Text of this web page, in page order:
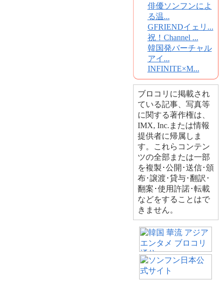
俳優ソンフンによ
る温...
GFRIENDイェリ...
祝！Channel ...
韓国発バーチャル
アイ...
INFINITE×M...
ブロコリに掲載され
ている記事、写真等
に関する著作権は、
IMX, Inc.または情報
提供者に帰属しま
す。これらコンテン
ツの全部または一部
を複製･公開･送信･頒
布･譲渡･貸与･翻訳･
翻案･使用許諾･転載
などをすることはで
きません。